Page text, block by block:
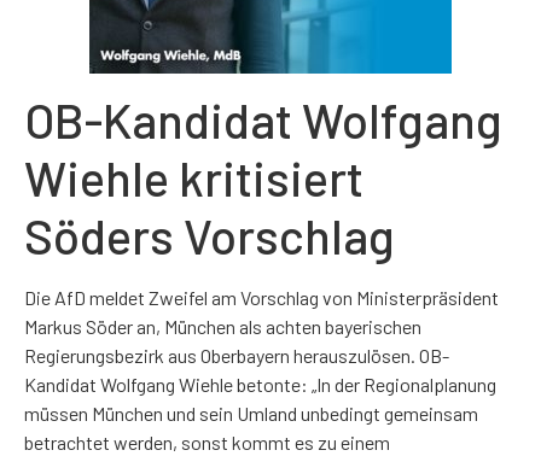
OB-Kandidat Wolfgang
Wiehle kritisiert
Söders Vorschlag
Die AfD meldet Zweifel am Vorschlag von Ministerpräsident
Markus Söder an, München als achten bayerischen
Regierungsbezirk aus Oberbayern herauszulösen. OB-
Kandidat Wolfgang Wiehle betonte: „In der Regionalplanung
müssen München und sein Umland unbedingt gemeinsam
betrachtet werden, sonst kommt es zu einem